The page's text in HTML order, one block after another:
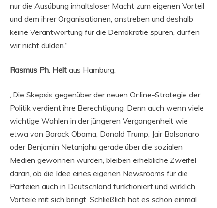
nur die Ausübung inhaltsloser Macht zum eigenen Vorteil
und dem ihrer Organisationen, anstreben und deshalb
keine Verantwortung für die Demokratie spüren, dürfen
wir nicht dulden.“
Rasmus Ph. Helt aus Hamburg:
„Die Skepsis gegenüber der neuen Online-Strategie der
Politik verdient ihre Berechtigung. Denn auch wenn viele
wichtige Wahlen in der jüngeren Vergangenheit wie
etwa von Barack Obama, Donald Trump, Jair Bolsonaro
oder Benjamin Netanjahu gerade über die sozialen
Medien gewonnen wurden, bleiben erhebliche Zweifel
daran, ob die Idee eines eigenen Newsrooms für die
Parteien auch in Deutschland funktioniert und wirklich
Vorteile mit sich bringt. Schließlich hat es schon einmal